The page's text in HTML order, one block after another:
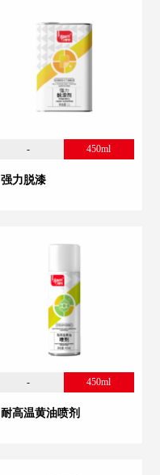
- 450ml
强力脱漆
- 450ml
耐高温黄油喷剂